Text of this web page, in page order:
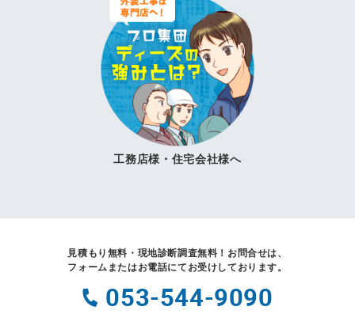
工務店様・住宅会社様へ
見積もり無料・現地診断調査無料！ お問合せは、
フォームまたはお電話にてお受けしております。
053-544-9090